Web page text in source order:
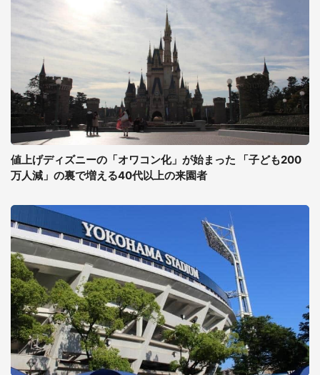
値上げディズニーの「オワコン化」が始まった 「子ども200
万人減」の裏で増える40代以上の来園者